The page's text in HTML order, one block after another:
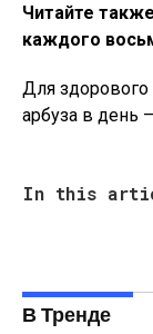
Читайте
каждого
Для здорового
арбуза в день
In this
В Тренде